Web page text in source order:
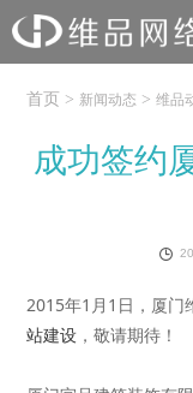
首页 > 新闻动态 >维品
成功签约
2015年1月1日，厦门
站建设 ，敬请期待！